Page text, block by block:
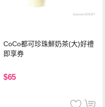
CoCo都可珍珠鮮奶茶(大)好禮
即享券
$65